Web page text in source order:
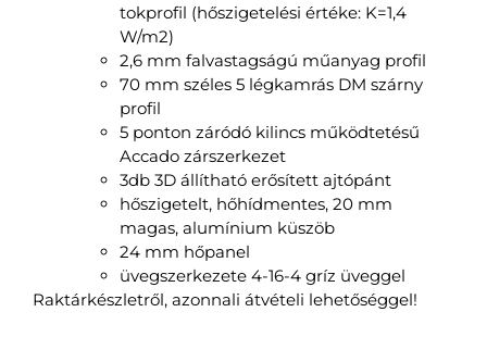
tokprofil (hőszigetelési értéke: K=1,4
W/m2)
2,6 mm falvastagságú műanyag profil
70 mm széles 5 légkamrás DM szárny
profil
5 ponton záródó kilincs működtetésű
Accado zárszerkezet
3db 3D állítható erősített ajtópánt
hőszigetelt, hőhídmentes, 20 mm
magas, alumínium küszöb
24 mm hőpanel
üvegszerkezete 4-16-4 gríz üveggel
Raktárkészletről, azonnali átvételi lehetőséggel!